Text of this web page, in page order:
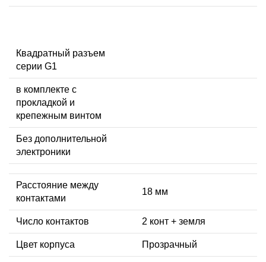
Квадратный разъем
серии G1
в комплекте с
прокладкой и
крепежным винтом
Без дополнительной
электроники
Расстояние между
контактами
18 мм
Число контактов 2 конт + земля
Цвет корпуса Прозрачный